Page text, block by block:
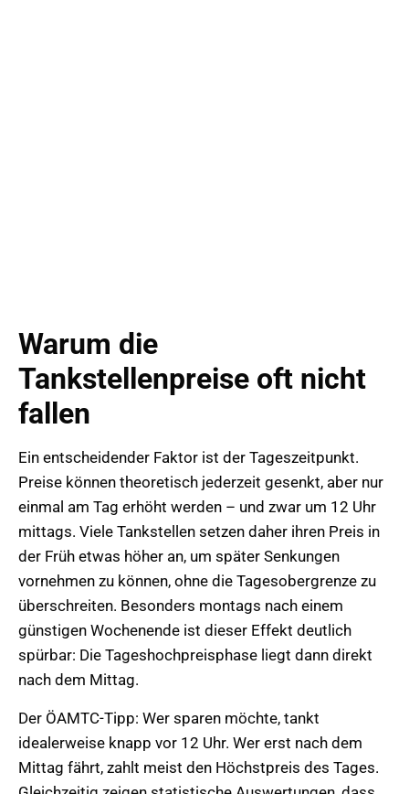
Warum die
Tankstellenpreise oft nicht
fallen
Ein entscheidender Faktor ist der Tageszeitpunkt.
Preise können theoretisch jederzeit gesenkt, aber nur
einmal am Tag erhöht werden – und zwar um 12 Uhr
mittags. Viele Tankstellen setzen daher ihren Preis in
der Früh etwas höher an, um später Senkungen
vornehmen zu können, ohne die Tagesobergrenze zu
überschreiten. Besonders montags nach einem
günstigen Wochenende ist dieser Effekt deutlich
spürbar: Die Tageshochpreisphase liegt dann direkt
nach dem Mittag.
Der ÖAMTC-Tipp: Wer sparen möchte, tankt
idealerweise knapp vor 12 Uhr. Wer erst nach dem
Mittag fährt, zahlt meist den Höchstpreis des Tages.